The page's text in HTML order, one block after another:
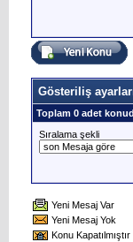
Gösteriliş
Toplam 0 adet
Sıralama şekli
Yeni Mesaj Var
Yeni Mesaj Yok
Konu Kapatılmıştır